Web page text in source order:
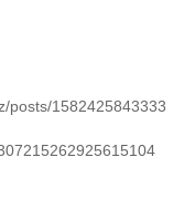
posts/1582425843333